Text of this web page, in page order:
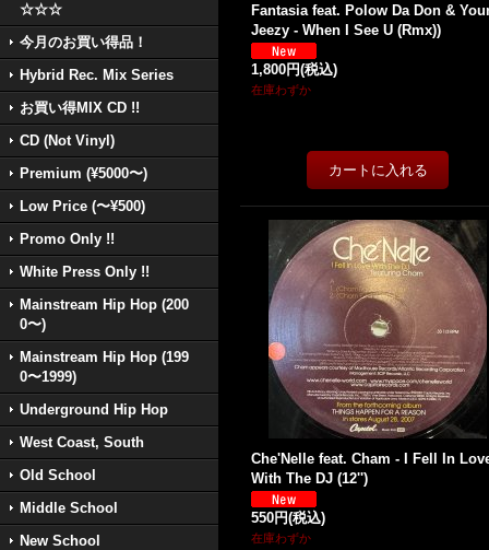
☆☆☆
今月のお買い得品！
Hybrid Rec. Mix Series
お買い得MIX CD !!
CD (Not Vinyl)
Premium (¥5000〜)
Low Price (〜¥500)
Promo Only !!
White Press Only !!
Mainstream Hip Hop (200
0〜)
Mainstream Hip Hop (199
0〜1999)
Underground Hip Hop
West Coast, South
Old School
Middle School
New School
Fantasia feat. Polow Da Don &
Jeezy - When I See U (Rmx))
1,800円(税込)
在庫わずか
Che'Nelle feat. Cham - I Fell In
With The DJ (12'')
550円(税込)
在庫わずか